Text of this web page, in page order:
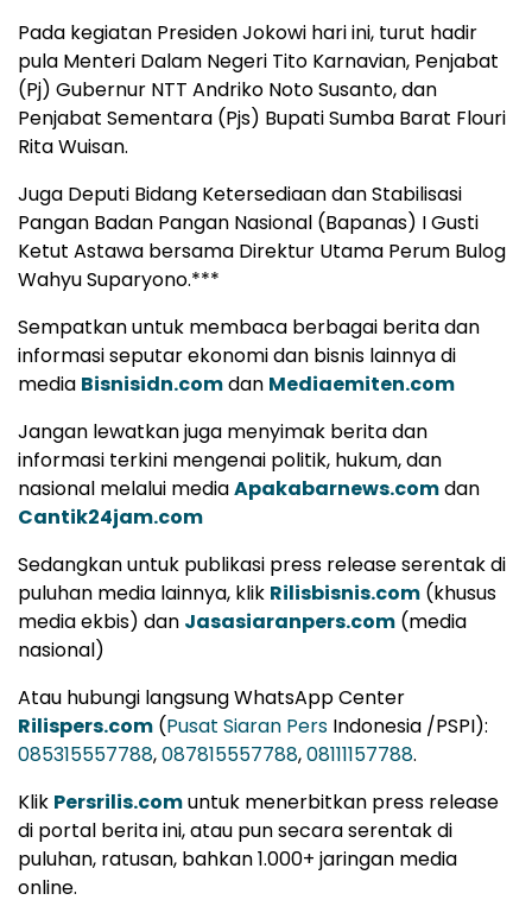
Pada kegiatan Presiden Jokowi hari ini, turut hadir
pula Menteri Dalam Negeri Tito Karnavian, Penjabat
(Pj) Gubernur NTT Andriko Noto Susanto, dan
Penjabat Sementara (Pjs) Bupati Sumba Barat Flouri
Rita Wuisan.
Juga Deputi Bidang Ketersediaan dan Stabilisasi
Pangan Badan Pangan Nasional (Bapanas) I Gusti
Ketut Astawa bersama Direktur Utama Perum Bulog
Wahyu Suparyono.***
Sempatkan untuk membaca berbagai berita dan
informasi seputar ekonomi dan bisnis lainnya di
media Bisnisidn.comdan Mediaemiten.com
Jangan lewatkan juga menyimak berita dan
informasi terkini mengenai politik, hukum, dan
nasional melalui mediaApakabarnews.comdan
Cantik24jam.com
Sedangkan untuk publikasi press release serentak di
puluhan media lainnya, klik Rilisbisnis.com (khusus
media ekbis) dan Jasasiaranpers.com (media
nasional)
Atau hubungi langsung WhatsApp Center
Rilispers.com (Pusat Siaran Pers Indonesia /PSPI):
085315557788,087815557788,08111157788.
Klik Persrilis.comuntuk menerbitkan press release
di portal berita ini, atau pun secara serentak di
puluhan, ratusan, bahkan 1.000+ jaringan media
online.